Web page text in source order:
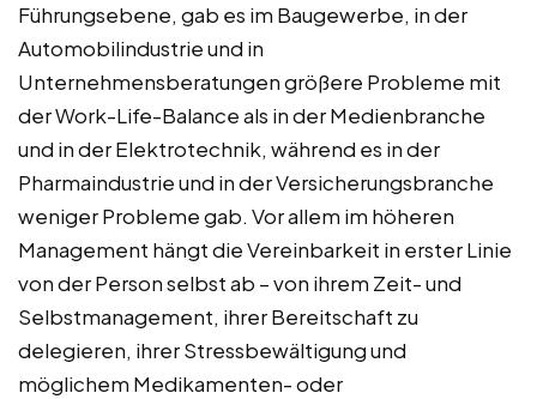
Führungsebene, gab es im Baugewerbe, in der
Automobilindustrie und in
Unternehmensberatungen größere Probleme mit
der Work-Life-Balance als in der Medienbranche
und in der Elektrotechnik, während es in der
Pharmaindustrie und in der Versicherungsbranche
weniger Probleme gab. Vor allem im höheren
Management hängt die Vereinbarkeit in erster Linie
von der Person selbst ab – von ihrem Zeit- und
Selbstmanagement, ihrer Bereitschaft zu
delegieren, ihrer Stressbewältigung und
möglichem Medikamenten- oder